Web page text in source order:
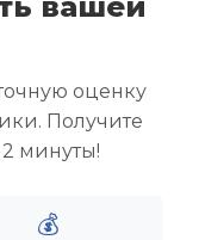
оценку
Получите
2 минуты!
💰